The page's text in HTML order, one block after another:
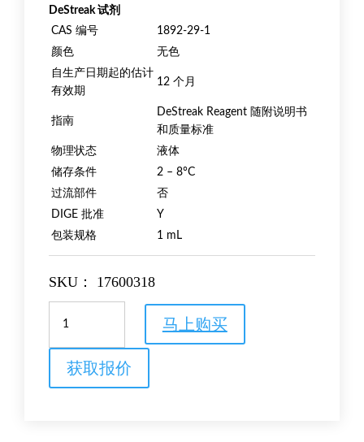
DeStreak 试剂
CAS 编号
1892-29-1
颜色
无色
自生产日期起的估计
有效期
12 个月
指南
DeStreak Reagent 随附说明书
和质量标准
物理状态
液体
储存条件
2 – 8°C
过流部件
否
DIGE 批准
Y
包装规格
1 mL
SKU： 17600318
马上购买
获取报价